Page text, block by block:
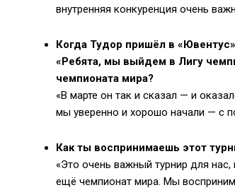
внутренняя конкуренция очень
Когда Тудор пришёл в
«Ребята, мы выйдем в Лигу
чемпионата мира?
«В марте он так и сказал — и
мы уверенно и хорошо начали — с
Как ты воспринимаешь этот
«Это очень важный турнир для
ещё чемпионат мира. Мы